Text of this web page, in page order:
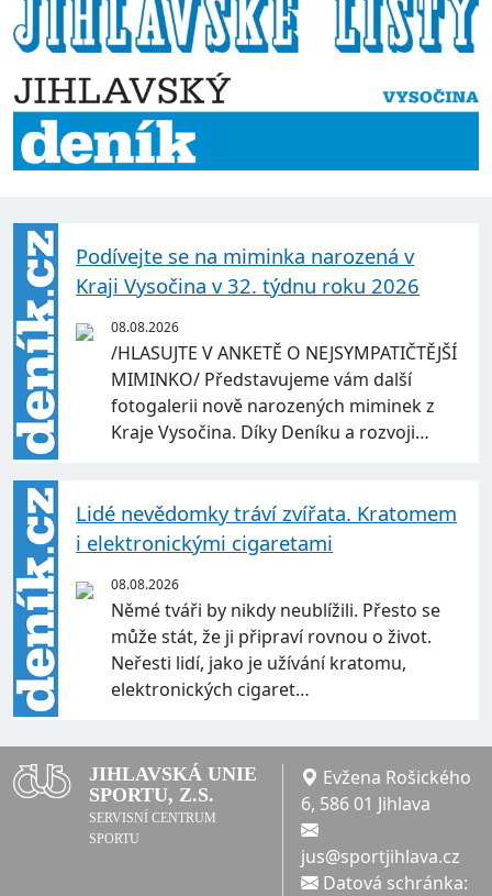
Podívejte se na miminka narozená v
Kraji Vysočina v 32. týdnu roku 2026
08.08.2026
/HLASUJTE V ANKETĚ O NEJSYMPATIČTĚJŠÍ
MIMINKO/ Představujeme vám další
fotogalerii nově narozených miminek z
Kraje Vysočina. Díky Deníku a rozvoji…
Lidé nevědomky tráví zvířata. Kratomem
i elektronickými cigaretami
08.08.2026
Němé tváři by nikdy neublížili. Přesto se
může stát, že ji připraví rovnou o život.
Neřesti lidí, jako je užívání kratomu,
elektronických cigaret…
JIHLAVSKÁ UNIE
SPORTU, Z.S.
SERVISNÍ CENTRUM
SPORTU
Evžena Rošického
6, 586 01 Jihlava
jus@sportjihlava.cz
Datová schránka: